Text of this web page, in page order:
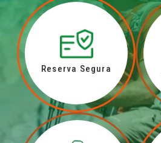
Reserva Segura